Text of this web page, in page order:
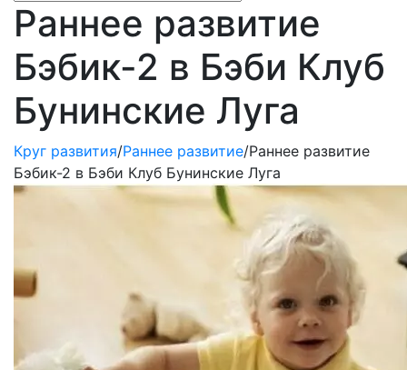
Раннее развитие
Бэбик-2 в Бэби Клуб
Бунинские Луга
Круг развития/Раннее развитие/Раннее развитие
Бэбик-2 в Бэби Клуб Бунинские Луга